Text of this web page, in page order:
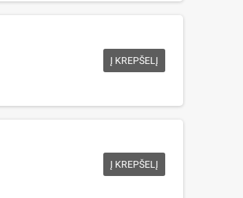
Į KREPŠELĮ
Į KREPŠELĮ